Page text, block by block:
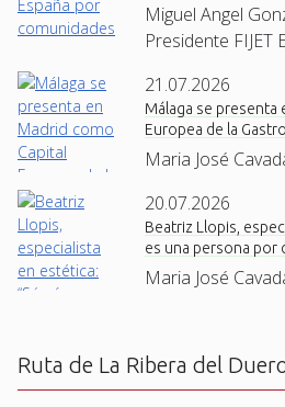
Miguel Angel
Presidente FIJET
21.07.2026
Málaga se presenta
Europea de la
Maria José
20.07.2026
Beatriz Llopis,
es una persona por
Maria José
Ruta de La Ribera del